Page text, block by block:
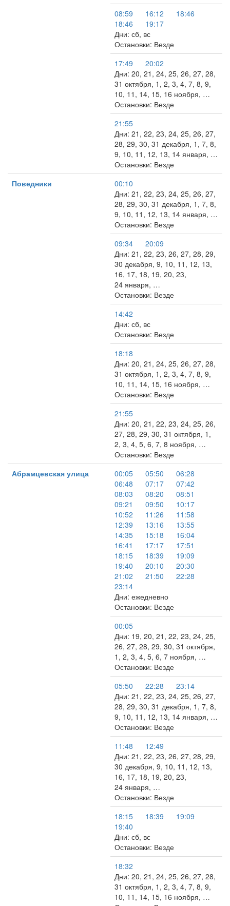
08:59
16:12
18:46
18:46
19:17
Дни: сб, вс
Остановки: Везде
17:49
20:02
Дни: 20, 21, 24, 25, 26, 27, 28,
31 октября, 1, 2, 3, 4, 7, 8, 9,
10, 11, 14, 15, 16 ноября, …
Остановки: Везде
21:55
Дни: 21, 22, 23, 24, 25, 26, 27,
28, 29, 30, 31 декабря, 1, 7, 8,
9, 10, 11, 12, 13, 14 января, …
Остановки: Везде
Поведники
00:10
Дни: 21, 22, 23, 24, 25, 26, 27,
28, 29, 30, 31 декабря, 1, 7, 8,
9, 10, 11, 12, 13, 14 января, …
Остановки: Везде
09:34
20:09
Дни: 21, 22, 23, 26, 27, 28, 29,
30 декабря, 9, 10, 11, 12, 13,
16, 17, 18, 19, 20, 23,
24 января, …
Остановки: Везде
14:42
Дни: сб, вс
Остановки: Везде
18:18
Дни: 20, 21, 24, 25, 26, 27, 28,
31 октября, 1, 2, 3, 4, 7, 8, 9,
10, 11, 14, 15, 16 ноября, …
Остановки: Везде
21:55
Дни: 20, 21, 22, 23, 24, 25, 26,
27, 28, 29, 30, 31 октября, 1,
2, 3, 4, 5, 6, 7, 8 ноября, …
Остановки: Везде
Абрамцевская улица
00:05 05:50
06:28
06:48
07:17
07:42
08:03
08:20
08:51
09:21
09:50
10:17
10:52
11:26
11:58
12:39
13:16
13:55
14:35
15:18
16:04
16:41
17:17
17:51
18:15
18:39
19:09
19:40
20:10
20:30
21:02
21:50
22:28
23:14
Дни: ежедневно
Остановки: Везде
00:05
Дни: 19, 20, 21, 22, 23, 24, 25,
26, 27, 28, 29, 30, 31 октября,
1, 2, 3, 4, 5, 6, 7 ноября, …
Остановки: Везде
05:50
22:28
23:14
Дни: 21, 22, 23, 24, 25, 26, 27,
28, 29, 30, 31 декабря, 1, 7, 8,
9, 10, 11, 12, 13, 14 января, …
Остановки: Везде
11:48
12:49
Дни: 21, 22, 23, 26, 27, 28, 29,
30 декабря, 9, 10, 11, 12, 13,
16, 17, 18, 19, 20, 23,
24 января, …
Остановки: Везде
18:15
18:39
19:09
19:40
Дни: сб, вс
Остановки: Везде
18:32
Дни: 20, 21, 24, 25, 26, 27, 28,
31 октября, 1, 2, 3, 4, 7, 8, 9,
10, 11, 14, 15, 16 ноября, …